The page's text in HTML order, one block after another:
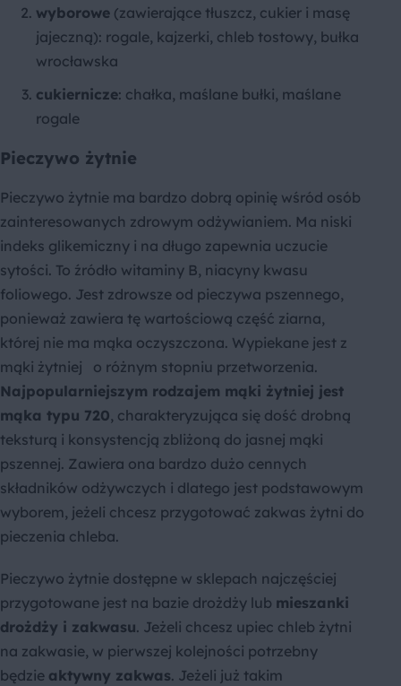
wyborowe (zawierające tłuszcz, cukier i masę
jajeczną): rogale, kajzerki, chleb tostowy, bułka
wrocławska
cukiernicze: chałka, maślane bułki, maślane
rogale
Pieczywo żytnie
Pieczywo żytnie ma bardzo dobrą opinię wśród osób
zainteresowanych zdrowym odżywianiem. Ma niski
indeks glikemiczny i na długo zapewnia uczucie
sytości. To źródło witaminy B, niacyny kwasu
foliowego. Jest zdrowsze od pieczywa pszennego,
ponieważ zawiera tę wartościową część ziarna,
której nie ma mąka oczyszczona. Wypiekane jest z
mąki żytniej o różnym stopniu przetworzenia.
Najpopularniejszym rodzajem mąki żytniej jest
mąka typu 720, charakteryzująca się dość drobną
teksturą i konsystencją zbliżoną do jasnej mąki
pszennej. Zawiera ona bardzo dużo cennych
składników odżywczych i dlatego jest podstawowym
wyborem, jeżeli chcesz przygotować zakwas żytni do
pieczenia chleba.
Pieczywo żytnie dostępne w sklepach najczęściej
przygotowane jest na bazie drożdży lub mieszanki
drożdży i zakwasu. Jeżeli chcesz upiec chleb żytni
na zakwasie, w pierwszej kolejności potrzebny
będzie aktywny zakwas. Jeżeli już takim